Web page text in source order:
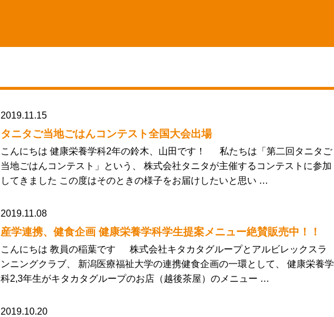
2019.11.15
タニタご当地ごはんコンテスト全国大会出場
こんにちは 健康栄養学科2年の鈴木、山田です！ 私たちは「第二回タニタご
当地ごはんコンテスト」という、 株式会社タニタが主催するコンテストに参加
してきました この度はそのときの様子をお届けしたいと思い …
2019.11.08
産学連携、健食企画 健康栄養学科学生提案メニュー絶賛販売中！！
こんにちは 教員の稲葉です 株式会社キタカタグループとアルビレックスラ
ンニングクラブ、 新潟医療福祉大学の連携健食企画の一環として、 健康栄養学
科2,3年生がキタカタグループのお店（越後茶屋）のメニュー …
2019.10.20